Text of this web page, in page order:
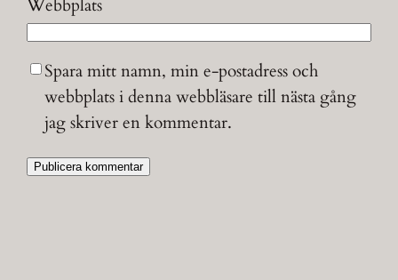
Webbplats
Spara mitt namn, min e-postadress och
webbplats i denna webbläsare till nästa gång
jag skriver en kommentar.